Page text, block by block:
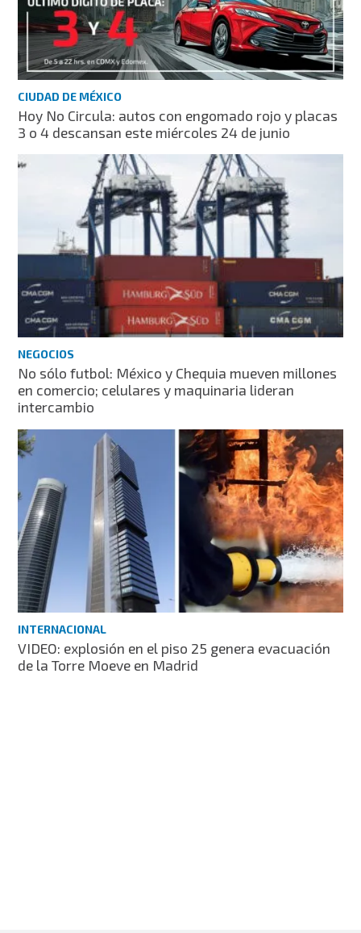
CIUDAD DE MÉXICO
Hoy No Circula: autos con engomado rojo y placas
3 o 4 descansan este miércoles 24 de junio
NEGOCIOS
No sólo futbol: México y Chequia mueven millones
en comercio; celulares y maquinaria lideran
intercambio
INTERNACIONAL
VIDEO: explosión en el piso 25 genera evacuación
de la Torre Moeve en Madrid